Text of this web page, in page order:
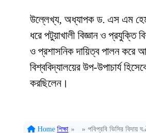
উল্লেখ্য, অধ্যাপক ড. এস এম
ধরে পটুয়াখালী বিজ্ঞান ও প্রযুক্তি
ও প্রশাসনিক দায়িত্ব পালন করে
বিশ্ববিদ্যালয়ের উপ-উপাচার্য
করছিলেন।
Home শিক্ষা » » পবিপ্রবি ভিসির বিদায়